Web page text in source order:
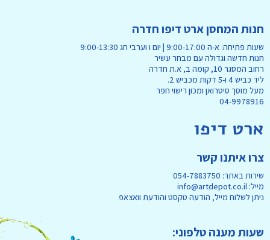
חנות המחסן ארט דיפו חדרה
שעות פתיחה: א-ה 9:00-17:00 | יום ו וערבי חג 9:00-13:30
חנות חדשה וגדולה עם מבחר עשיר
רחוב המסגר 10, קומה ב, א.ת חדרה
ליד כביש 4 ו-5 דקות מכביש 2.
מעל מוסך סיטרואן ומכון רישוי חפר
04-9978916
ארט דיפו
צרו איתנו קשר
שירות באתר: 054-7883750
מייל: info@artdepot.co.il
ניתן לשלוח מייל, הודעה טקסט והודעת וואצאפ
שעות מענה טלפוני: